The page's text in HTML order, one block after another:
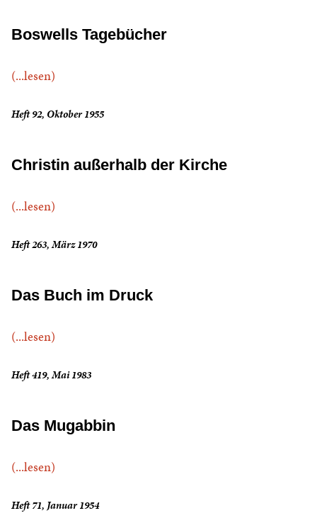
Boswells Tagebücher
(...lesen)
Heft 92, Oktober 1955
Christin außerhalb der Kirche
(...lesen)
Heft 263, März 1970
Das Buch im Druck
(...lesen)
Heft 419, Mai 1983
Das Mugabbin
(...lesen)
Heft 71, Januar 1954